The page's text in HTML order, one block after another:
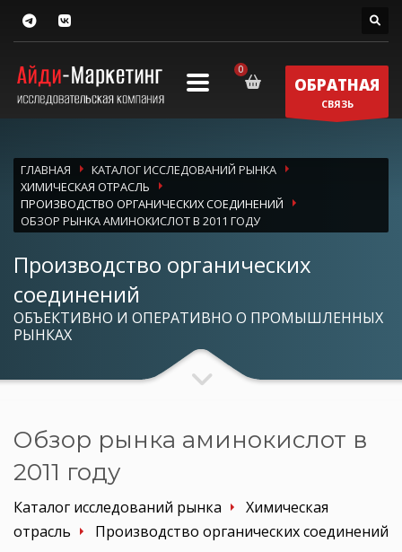
ОБРАТНАЯ
СВЯЗЬ
ГЛАВНАЯ
КАТАЛОГ ИССЛЕДОВАНИЙ РЫНКА
ХИМИЧЕСКАЯ ОТРАСЛЬ
ПРОИЗВОДСТВО ОРГАНИЧЕСКИХ СОЕДИНЕНИЙ
ОБЗОР РЫНКА АМИНОКИСЛОТ В 2011 ГОДУ
Производство органических
соединений
ОБЪЕКТИВНО И ОПЕРАТИВНО О ПРОМЫШЛЕННЫХ
РЫНКАХ
Обзор рынка аминокислот в
2011 году
Каталог исследований рынка
Химическая
отрасль
Производство органических соединений